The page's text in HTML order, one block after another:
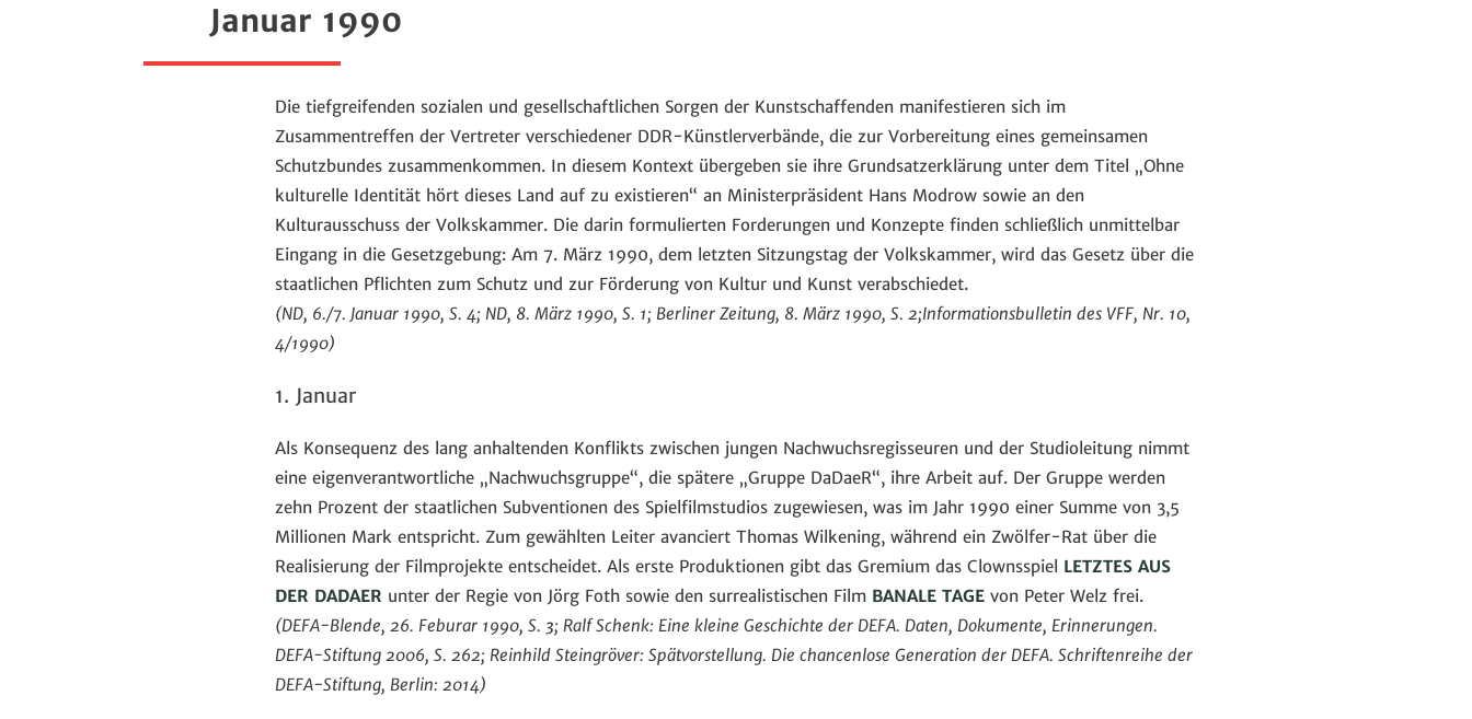
Januar 1990
Die tiefgreifenden sozialen und gesellschaftlichen Sorgen der Kunstschaffenden manifestieren sich im
Zusammentreffen der Vertreter verschiedener DDR-Künstlerverbände, die zur Vorbereitung eines gemeinsamen
Schutzbundes zusammenkommen. In diesem Kontext übergeben sie ihre Grundsatzerklärung unter dem Titel „Ohne
kulturelle Identität hört dieses Land auf zu existieren“ an Ministerpräsident Hans Modrow sowie an den
Kulturausschuss der Volkskammer. Die darin formulierten Forderungen und Konzepte finden schließlich unmittelbar
Eingang in die Gesetzgebung: Am 7. März 1990, dem letzten Sitzungstag der Volkskammer, wird das Gesetz über die
staatlichen Pflichten zum Schutz und zur Förderung von Kultur und Kunst verabschiedet.
(ND, 6./7. Januar 1990, S. 4; ND, 8. März 1990, S. 1; Berliner Zeitung, 8. März 1990, S. 2;Informationsbulletin des VFF, Nr. 10,
4/1990)
1. Januar
Als Konsequenz des lang anhaltenden Konflikts zwischen jungen Nachwuchsregisseuren und der Studioleitung nimmt
eine eigenverantwortliche „Nachwuchsgruppe“, die spätere „Gruppe DaDaeR“, ihre Arbeit auf. Der Gruppe werden
zehn Prozent der staatlichen Subventionen des Spielfilmstudios zugewiesen, was im Jahr 1990 einer Summe von 3,5
Millionen Mark entspricht. Zum gewählten Leiter avanciert Thomas Wilkening, während ein Zwölfer-Rat über die
Realisierung der Filmprojekte entscheidet. Als erste Produktionen gibt das Gremium das Clownsspiel LETZTES AUS
DER DADAER unter der Regie von Jörg Foth sowie den surrealistischen Film BANALE TAGE von Peter Welz frei.
(DEFA-Blende, 26. Feburar 1990, S. 3; Ralf Schenk: Eine kleine Geschichte der DEFA. Daten, Dokumente, Erinnerungen.
DEFA-Stiftung 2006, S. 262; Reinhild Steingröver: Spätvorstellung. Die chancenlose Generation der DEFA. Schriftenreihe der
DEFA-Stiftung, Berlin: 2014)